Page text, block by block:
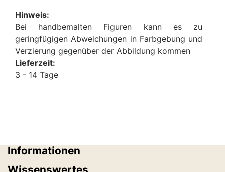
Hinweis:
Bei handbemalten Figuren kann es zu
geringfügigen Abweichungen in Farbgebung und
Verzierung gegenüber der Abbildung kommen
Lieferzeit:
3 - 14 Tage
Informationen